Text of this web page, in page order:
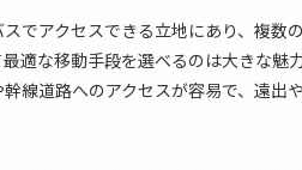
でアクセスできる立地にあり、複数
適な移動手段を選べるのは大きな魅
線道路へのアクセスが容易で、遠出